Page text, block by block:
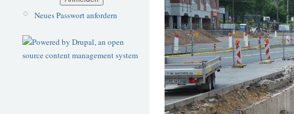
Neues Passwort anfordern